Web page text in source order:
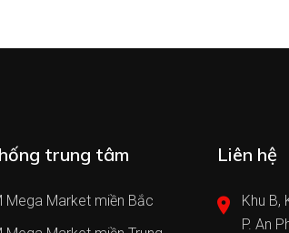
trung tâm
Mega Market miền Bắc
Liên hệ
Khu B,
P. An